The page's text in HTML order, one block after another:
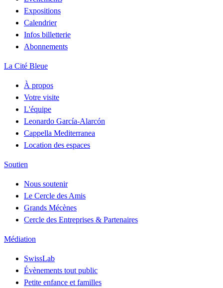
Expositions
Calendrier
Infos billetterie
Abonnements
La Cité Bleue
À propos
Votre visite
L'équipe
Leonardo García-Alarcón
Cappella Mediterranea
Location des espaces
Soutien
Nous soutenir
Le Cercle des Amis
Grands Mécènes
Cercle des Entreprises & Partenaires
Médiation
SwissLab
Évènements tout public
Petite enfance et familles